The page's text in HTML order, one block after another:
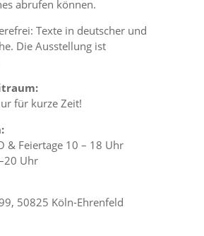
abrufen können.
Texte in deutscher und
Die Ausstellung ist
für kurze Zeit!
& Feiertage 10 – 18 Uhr
Uhr
50825 Köln-Ehrenfeld